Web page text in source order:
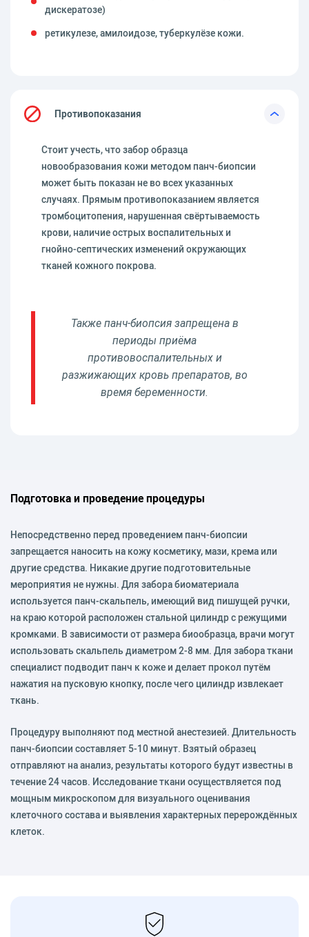
дискератозе)
ретикулезе, амилоидозе, туберкулёзе кожи.
Противопоказания
Стоит учесть, что забор образца
новообразования кожи методом панч-биопсии
может быть показан не во всех указанных
случаях. Прямым противопоказанием является
тромбоцитопения, нарушенная свёртываемость
крови, наличие острых воспалительных и
гнойно-септических изменений окружающих
тканей кожного покрова.
Также панч-биопсия запрещена в
периоды приёма
противовоспалительных и
разжижающих кровь препаратов, во
время беременности.
Подготовка и проведение процедуры
Непосредственно перед проведением панч-биопсии
запрещается наносить на кожу косметику, мази, крема или
другие средства. Никакие другие подготовительные
мероприятия не нужны. Для забора биоматериала
используется панч-скальпель, имеющий вид пишущей ручки,
на краю которой расположен стальной цилиндр с режущими
кромками. В зависимости от размера биообразца, врачи могут
использовать скальпель диаметром 2-8 мм. Для забора ткани
специалист подводит панч к коже и делает прокол путём
нажатия на пусковую кнопку, после чего цилиндр извлекает
ткань.
Процедуру выполняют под местной анестезией. Длительность
панч-биопсии составляет 5-10 минут. Взятый образец
отправляют на анализ, результаты которого будут известны в
течение 24 часов. Исследование ткани осуществляется под
мощным микроскопом для визуального оценивания
клеточного состава и выявления характерных перерождённых
клеток.